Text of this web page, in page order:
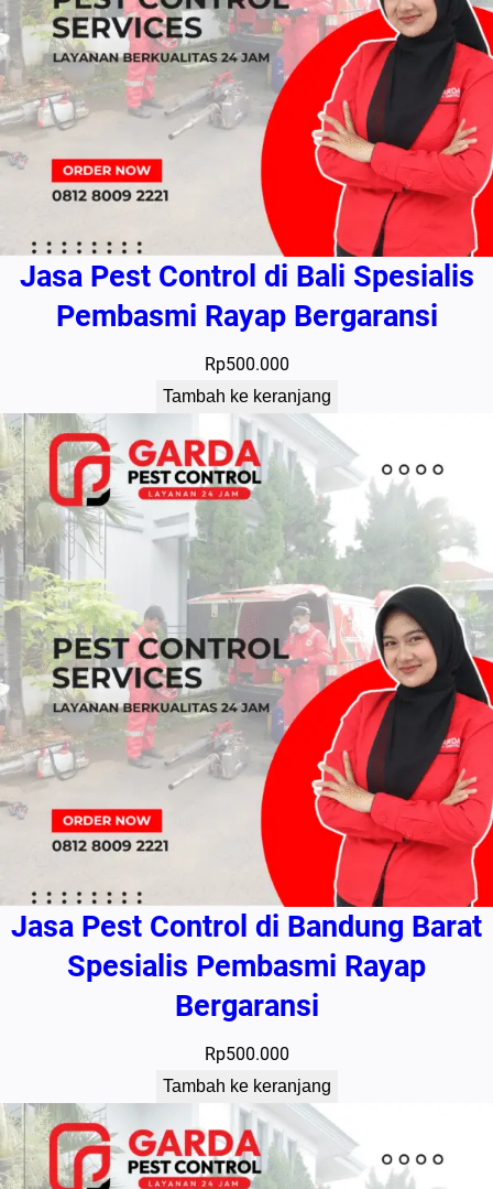
Jasa Pest Control di Bali Spesialis
Pembasmi Rayap Bergaransi
Rp500.000
Tambah ke keranjang
Jasa Pest Control di Bandung Barat
Spesialis Pembasmi Rayap
Bergaransi
Rp500.000
Tambah ke keranjang